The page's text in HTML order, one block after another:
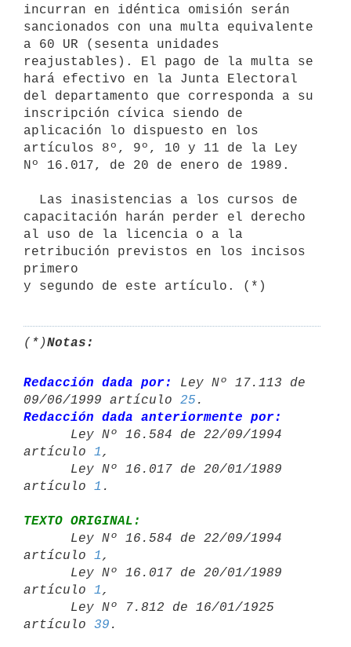
incurran en idéntica omisión serán
sancionados con una multa equivalente
a 60 UR (sesenta unidades
reajustables). El pago de la multa se
hará efectivo en la Junta Electoral
del departamento que corresponda a su
inscripción cívica siendo de
aplicación lo dispuesto en los
artículos 8º, 9º, 10 y 11 de la Ley
Nº 16.017, de 20 de enero de 1989.
capacitación harán perder el derecho
al uso de la licencia o a la
retribución previstos en los incisos
primero
y segundo de este artículo. (*)
(*)Notas:
Redacción dada por:
Ley Nº 17.113 de
09/06/1999 artículo 25
Redacción dada anteriormente por:
artículo 1 ,
artículo 1
TEXTO ORIGINAL:
artículo 1 ,
artículo 1 ,
artículo 39